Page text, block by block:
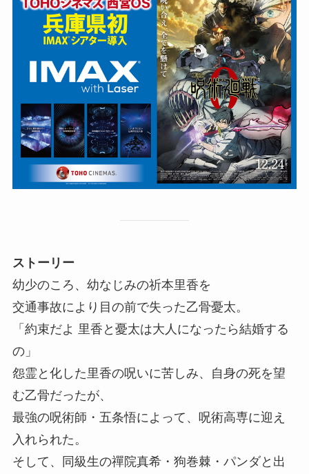
ストーリー
幼少のころ、幼なじみの祈本里香を
交通事故により目の前で失った乙骨憂太。
「約束だよ 里香と憂太は大人になったら結婚する
の」
怨霊と化した里香の呪いに苦しみ、自身の死を望
む乙骨だったが、
最強の呪術師・五条悟によって、呪術高専に迎え
入れられた。
そして、同級生の禪院真希・狗巻棘・パンダと出